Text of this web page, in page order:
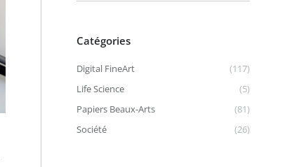
Catégories
Digital FineArt
(117)
Life Science
(5)
Papiers Beaux-Arts
(81)
Société
(26)